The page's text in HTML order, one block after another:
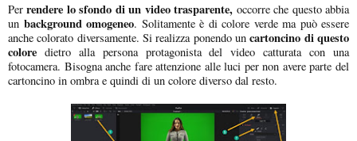
Perrendere lo sfondo di un video trasparente, occorre che questo abbia
un background omogeneo. Solitamente è di colore verde ma può essere
anche colorato diversamente. Si realizza ponendo un cartoncino di questo
colore dietro alla persona protagonista del video catturata con una
fotocamera. Bisogna anche fare attenzione alle luci per non avere parte del
cartoncino in ombra e quindi di un colore diverso dal resto.